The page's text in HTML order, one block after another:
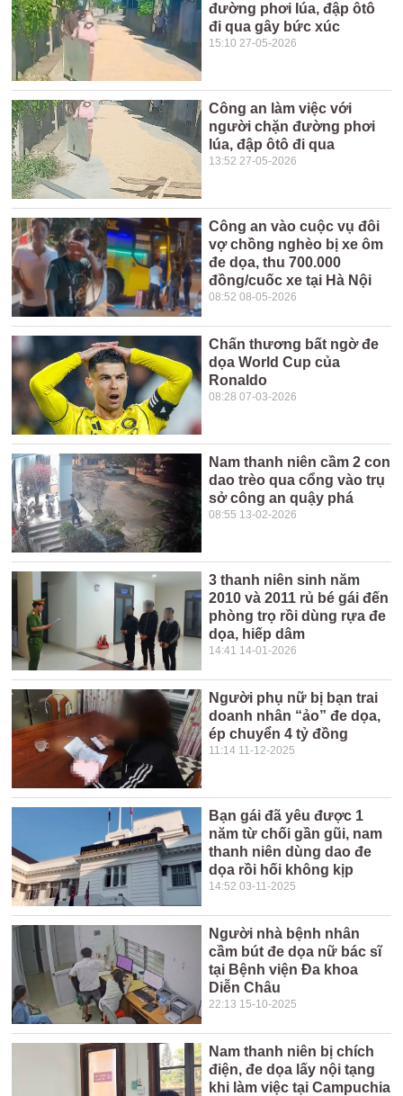
đường phơi lúa, đập ôtô
đi qua gây bức xúc
15:10 27-05-2026
Công an làm việc với
người chặn đường phơi
lúa, đập ôtô đi qua
13:52 27-05-2026
Công an vào cuộc vụ đôi
vợ chồng nghèo bị xe ôm
đe dọa, thu 700.000
đồng/cuốc xe tại Hà Nội
08:52 08-05-2026
Chấn thương bất ngờ đe
dọa World Cup của
Ronaldo
08:28 07-03-2026
Nam thanh niên cầm 2 con
dao trèo qua cổng vào trụ
sở công an quậy phá
08:55 13-02-2026
3 thanh niên sinh năm
2010 và 2011 rủ bé gái đến
phòng trọ rồi dùng rựa đe
dọa, hiếp dâm
14:41 14-01-2026
Người phụ nữ bị bạn trai
doanh nhân “ảo” đe dọa,
ép chuyển 4 tỷ đồng
11:14 11-12-2025
Bạn gái đã yêu được 1
năm từ chối gần gũi, nam
thanh niên dùng dao đe
dọa rồi hối không kịp
14:52 03-11-2025
Người nhà bệnh nhân
cầm bút đe dọa nữ bác sĩ
tại Bệnh viện Đa khoa
Diễn Châu
22:13 15-10-2025
Nam thanh niên bị chích
điện, đe dọa lấy nội tạng
khi làm việc tại Campuchia